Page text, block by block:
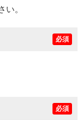
い。
必須
必須